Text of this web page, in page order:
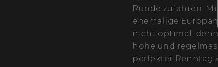
Runde zufahren.
ehemalige
nicht optimal,
hohe und
perfekter Renntag.»